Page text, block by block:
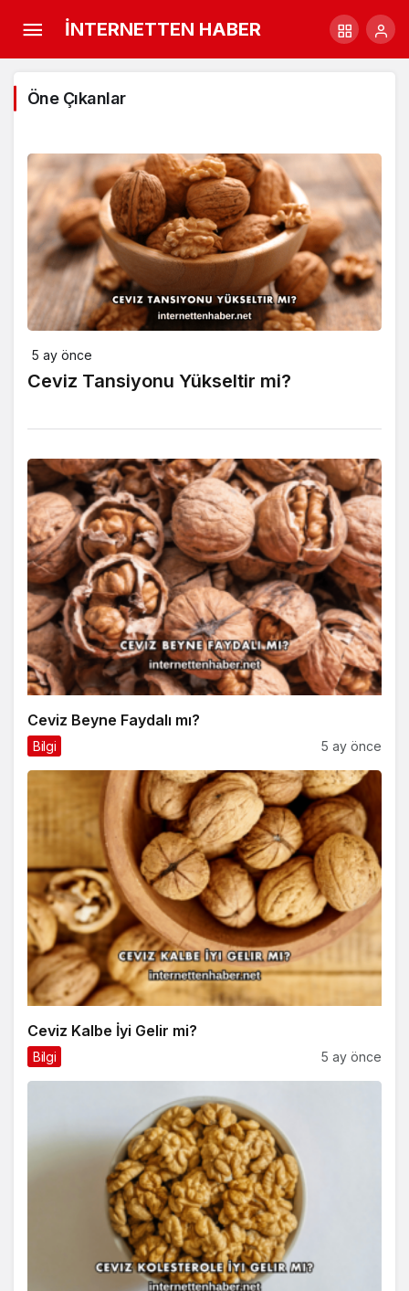
İNTERNETTEN HABER
Öne Çıkanlar
5 ay önce
Ceviz Tansiyonu Yükseltir mi?
Ceviz Beyne Faydalı mı?
Bilgi 5 ay önce
Ceviz Kalbe İyi Gelir mi?
Bilgi 5 ay önce